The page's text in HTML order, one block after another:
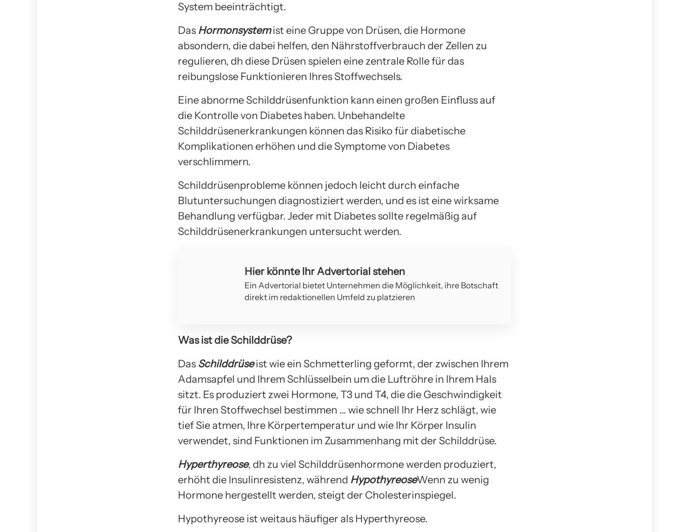
System beeinträchtigt.
Das Hormonsystemist eine Gruppe von Drüsen, die Hormone
absondern, die dabei helfen, den Nährstoffverbrauch der Zellen zu
regulieren, dh diese Drüsen spielen eine zentrale Rolle für das
reibungslose Funktionieren Ihres Stoffwechsels.
Eine abnorme Schilddrüsenfunktion kann einen großen Einfluss auf
die Kontrolle von Diabetes haben. Unbehandelte
Schilddrüsenerkrankungen können das Risiko für diabetische
Komplikationen erhöhen und die Symptome von Diabetes
verschlimmern.
Schilddrüsenprobleme können jedoch leicht durch einfache
Blutuntersuchungen diagnostiziert werden, und es ist eine wirksame
Behandlung verfügbar. Jeder mit Diabetes sollte regelmäßig auf
Schilddrüsenerkrankungen untersucht werden.
Hier könnte Ihr Advertorial stehen
Ein Advertorial bietet Unternehmen die Möglichkeit, ihre Botschaft
direkt im redaktionellen Umfeld zu platzieren
Was ist die Schilddrüse?
Das Schilddrüseist wie ein Schmetterling geformt, der zwischen Ihrem
Adamsapfel und Ihrem Schlüsselbein um die Luftröhre in Ihrem Hals
sitzt. Es produziert zwei Hormone, T3 und T4, die die Geschwindigkeit
für Ihren Stoffwechsel bestimmen … wie schnell Ihr Herz schlägt, wie
tief Sie atmen, Ihre Körpertemperatur und wie Ihr Körper Insulin
verwendet, sind Funktionen im Zusammenhang mit der Schilddrüse.
Hyperthyreose, dh zu viel Schilddrüsenhormone werden produziert,
erhöht die Insulinresistenz, während HypothyreoseWenn zu wenig
Hormone hergestellt werden, steigt der Cholesterinspiegel.
Hypothyreose ist weitaus häufiger als Hyperthyreose.